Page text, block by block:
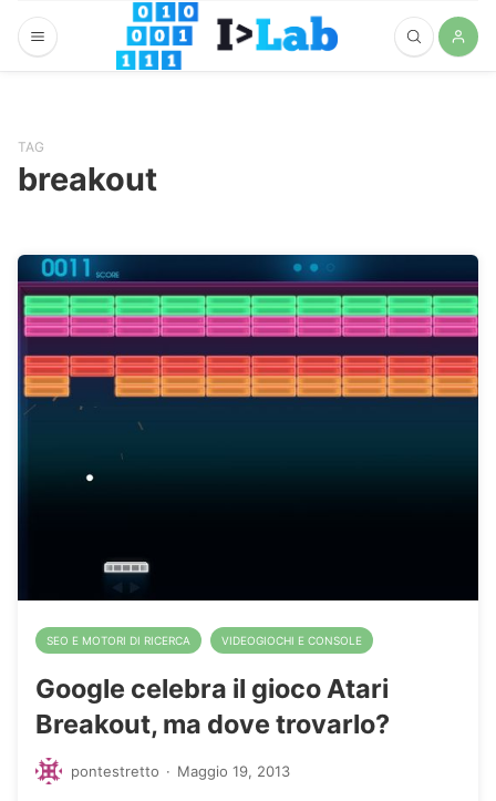
TAG
breakout
SEO E MOTORI DI RICERCA VIDEOGIOCHI E CONSOLE
Google celebra il gioco Atari
Breakout, ma dove trovarlo?
pontestretto · Maggio 19, 2013